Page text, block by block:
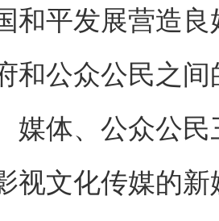
和平发展营造
和公众公民之
媒体、公众公
视文化传媒的